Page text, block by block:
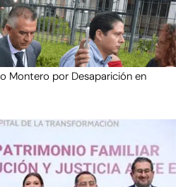
Montero por Desaparición en